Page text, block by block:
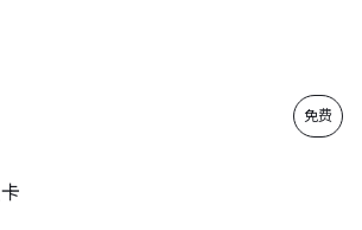
07:00 - 22:00
免费